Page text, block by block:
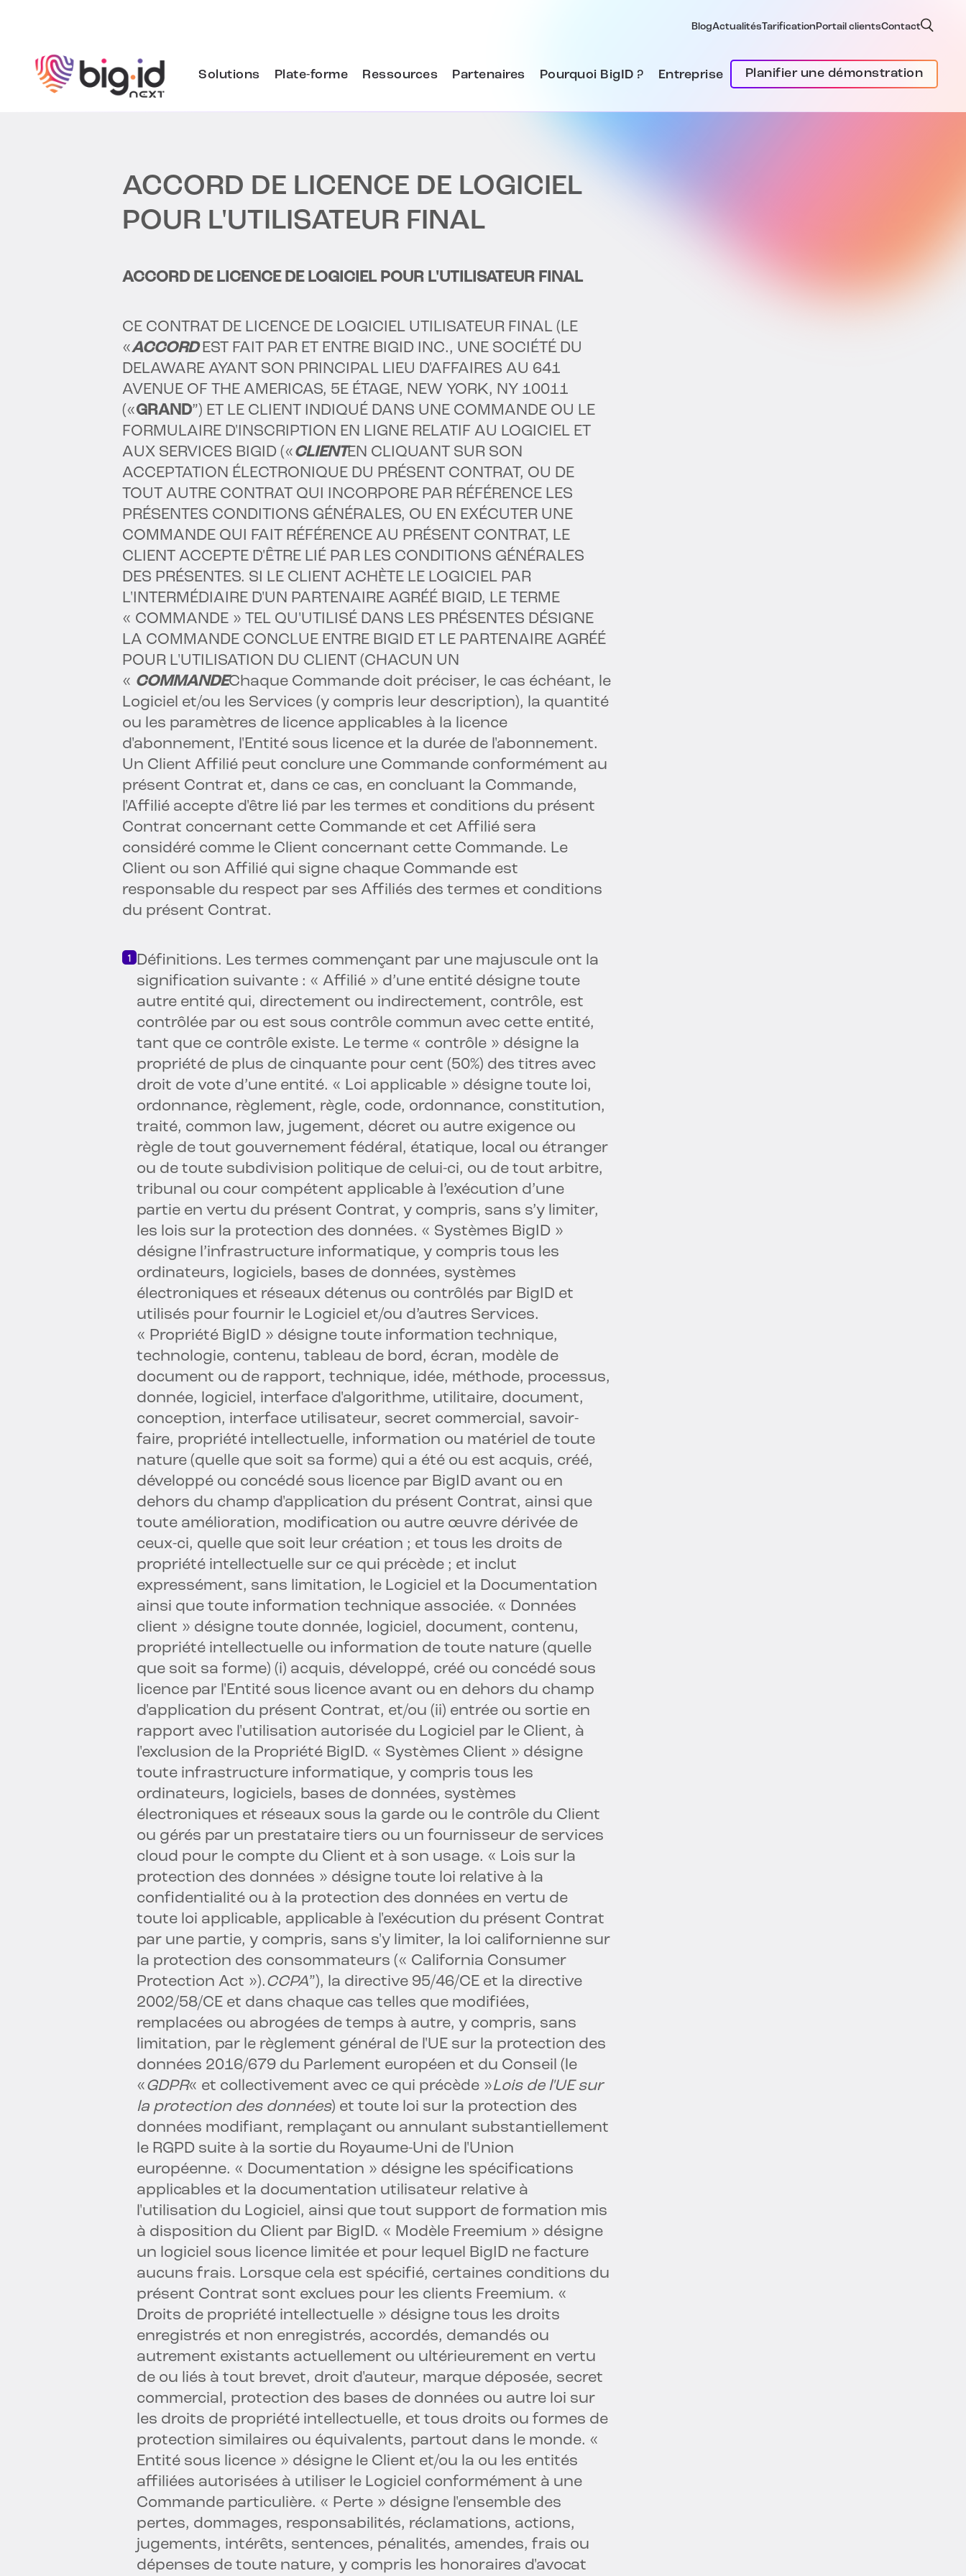
BlogActualitésTarification Portail clientsContact
Solutions Plate-forme Ressources Partenaires Pourquoi BigID ? Entreprise Planifier une démonstration
ACCORD DE LICENCE DE LOGICIEL
POUR L'UTILISATEUR FINAL
ACCORD DE LICENCE DE LOGICIEL POUR L'UTILISATEUR FINAL
CE CONTRAT DE LICENCE DE LOGICIEL UTILISATEUR FINAL (LE
«ACCORDEST FAIT PAR ET ENTRE BIGID INC., UNE SOCIÉTÉ DU
DELAWARE AYANT SON PRINCIPAL LIEU D'AFFAIRES AU 641
AVENUE OF THE AMERICAS, 5E ÉTAGE, NEW YORK, NY 10011
(«GRAND”) ET LE CLIENT INDIQUÉ DANS UNE COMMANDE OU LE
FORMULAIRE D'INSCRIPTION EN LIGNE RELATIF AU LOGICIEL ET
AUX SERVICES BIGID («CLIENTEN CLIQUANT SUR SON
ACCEPTATION ÉLECTRONIQUE DU PRÉSENT CONTRAT, OU DE
TOUT AUTRE CONTRAT QUI INCORPORE PAR RÉFÉRENCE LES
PRÉSENTES CONDITIONS GÉNÉRALES, OU EN EXÉCUTER UNE
COMMANDE QUI FAIT RÉFÉRENCE AU PRÉSENT CONTRAT, LE
CLIENT ACCEPTE D'ÊTRE LIÉ PAR LES CONDITIONS GÉNÉRALES
DES PRÉSENTES. SI LE CLIENT ACHÈTE LE LOGICIEL PAR
L'INTERMÉDIAIRE D'UN PARTENAIRE AGRÉÉ BIGID, LE TERME
« COMMANDE » TEL QU'UTILISÉ DANS LES PRÉSENTES DÉSIGNE
LA COMMANDE CONCLUE ENTRE BIGID ET LE PARTENAIRE AGRÉÉ
POUR L'UTILISATION DU CLIENT (CHACUN UN
« COMMANDEChaque Commande doit préciser, le cas échéant, le
Logiciel et/ou les Services (y compris leur description), la quantité
ou les paramètres de licence applicables à la licence
d'abonnement, l'Entité sous licence et la durée de l'abonnement.
Un Client Affilié peut conclure une Commande conformément au
présent Contrat et, dans ce cas, en concluant la Commande,
l'Affilié accepte d'être lié par les termes et conditions du présent
Contrat concernant cette Commande et cet Affilié sera
considéré comme le Client concernant cette Commande. Le
Client ou son Affilié qui signe chaque Commande est
responsable du respect par ses Affiliés des termes et conditions
du présent Contrat.
Définitions. Les termes commençant par une majuscule ont la
signification suivante : « Affilié » d’une entité désigne toute
autre entité qui, directement ou indirectement, contrôle, est
contrôlée par ou est sous contrôle commun avec cette entité,
tant que ce contrôle existe. Le terme « contrôle » désigne la
propriété de plus de cinquante pour cent (50%) des titres avec
droit de vote d’une entité. « Loi applicable » désigne toute loi,
ordonnance, règlement, règle, code, ordonnance, constitution,
traité, common law, jugement, décret ou autre exigence ou
règle de tout gouvernement fédéral, étatique, local ou étranger
ou de toute subdivision politique de celui-ci, ou de tout arbitre,
tribunal ou cour compétent applicable à l’exécution d’une
partie en vertu du présent Contrat, y compris, sans s’y limiter,
les lois sur la protection des données. « Systèmes BigID »
désigne l’infrastructure informatique, y compris tous les
ordinateurs, logiciels, bases de données, systèmes
électroniques et réseaux détenus ou contrôlés par BigID et
utilisés pour fournir le Logiciel et/ou d’autres Services.
« Propriété BigID » désigne toute information technique,
technologie, contenu, tableau de bord, écran, modèle de
document ou de rapport, technique, idée, méthode, processus,
donnée, logiciel, interface d'algorithme, utilitaire, document,
conception, interface utilisateur, secret commercial, savoir-
faire, propriété intellectuelle, information ou matériel de toute
nature (quelle que soit sa forme) qui a été ou est acquis, créé,
développé ou concédé sous licence par BigID avant ou en
dehors du champ d'application du présent Contrat, ainsi que
toute amélioration, modification ou autre œuvre dérivée de
ceux-ci, quelle que soit leur création ; et tous les droits de
propriété intellectuelle sur ce qui précède ; et inclut
expressément, sans limitation, le Logiciel et la Documentation
ainsi que toute information technique associée. « Données
client » désigne toute donnée, logiciel, document, contenu,
propriété intellectuelle ou information de toute nature (quelle
que soit sa forme) (i) acquis, développé, créé ou concédé sous
licence par l'Entité sous licence avant ou en dehors du champ
d'application du présent Contrat, et/ou (ii) entrée ou sortie en
rapport avec l'utilisation autorisée du Logiciel par le Client, à
l'exclusion de la Propriété BigID. « Systèmes Client » désigne
toute infrastructure informatique, y compris tous les
ordinateurs, logiciels, bases de données, systèmes
électroniques et réseaux sous la garde ou le contrôle du Client
ou gérés par un prestataire tiers ou un fournisseur de services
cloud pour le compte du Client et à son usage. « Lois sur la
protection des données » désigne toute loi relative à la
confidentialité ou à la protection des données en vertu de
toute loi applicable, applicable à l'exécution du présent Contrat
par une partie, y compris, sans s'y limiter, la loi californienne sur
la protection des consommateurs (« California Consumer
Protection Act »).CCPA”), la directive 95/46/CE et la directive
2002/58/CE et dans chaque cas telles que modifiées,
remplacées ou abrogées de temps à autre, y compris, sans
limitation, par le règlement général de l'UE sur la protection des
données 2016/679 du Parlement européen et du Conseil (le
«GDPR« et collectivement avec ce qui précède »Lois de l'UE sur
la protection des données) et toute loi sur la protection des
données modifiant, remplaçant ou annulant substantiellement
le RGPD suite à la sortie du Royaume-Uni de l'Union
européenne. « Documentation » désigne les spécifications
applicables et la documentation utilisateur relative à
l'utilisation du Logiciel, ainsi que tout support de formation mis
à disposition du Client par BigID. « Modèle Freemium » désigne
un logiciel sous licence limitée et pour lequel BigID ne facture
aucuns frais. Lorsque cela est spécifié, certaines conditions du
présent Contrat sont exclues pour les clients Freemium. «
Droits de propriété intellectuelle » désigne tous les droits
enregistrés et non enregistrés, accordés, demandés ou
autrement existants actuellement ou ultérieurement en vertu
de ou liés à tout brevet, droit d'auteur, marque déposée, secret
commercial, protection des bases de données ou autre loi sur
les droits de propriété intellectuelle, et tous droits ou formes de
protection similaires ou équivalents, partout dans le monde. «
Entité sous licence » désigne le Client et/ou la ou les entités
affiliées autorisées à utiliser le Logiciel conformément à une
Commande particulière. « Perte » désigne l'ensemble des
pertes, dommages, responsabilités, réclamations, actions,
jugements, intérêts, sentences, pénalités, amendes, frais ou
dépenses de toute nature, y compris les honoraires d'avocat